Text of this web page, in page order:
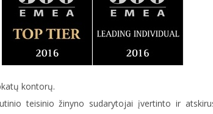
kontorų.
teisinio žinyno sudarytojai įvertinto ir